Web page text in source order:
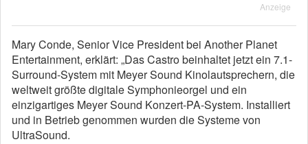
Anzeige
Mary Conde, Senior Vice President bei Another Planet
Entertainment, erklärt: „Das Castro beinhaltet jetzt ein 7.1-
Surround-System mit Meyer Sound Kinolautsprechern, die
weltweit größte digitale Symphonieorgel und ein
einzigartiges Meyer Sound Konzert-PA-System. Installiert
und in Betrieb genommen wurden die Systeme von
UltraSound.